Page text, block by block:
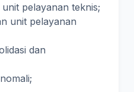
pelayanan teknis;
unit pelayanan
dan